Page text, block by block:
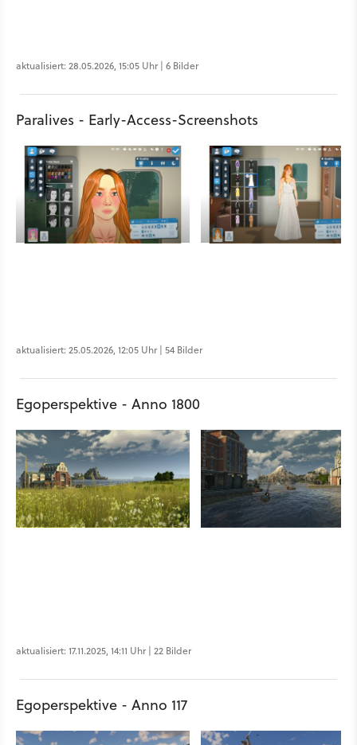
aktualisiert: 28.05.2026, 15:05 Uhr | 6 Bilder
Paralives - Early-Access-Screenshots
aktualisiert: 25.05.2026, 12:05 Uhr | 54 Bilder
Egoperspektive - Anno 1800
aktualisiert: 17.11.2025, 14:11 Uhr | 22 Bilder
Egoperspektive - Anno 117